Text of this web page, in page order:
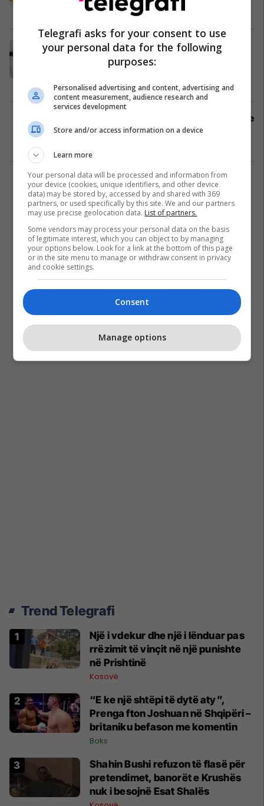
Nutricion 06/05/2018
Supa dietale heq pesë kilogram për
shtatë ditë: Përmbajuni kësaj
menyje dhe do t’ju fascinojnë
rezultatet!
Dietë 02/05/2018
Si ndihmojnë proteinat në procesin e
humbjes së kilogramëve
1
Trend Telegrafi
Një i vdekur dhe një i lënduar pas
rrëzimit të vinçit në një punishte
në Prishtinë
Kosovë
“E ke një shtëpi të dytë aty”,
Prenga fton Joshuan në Shqipëri –
britaniku befason me komentin
Boks
Shahin Bushi refuzon të flasë për
pretendimet, banorët e Krushës
nuk i besojnë Esat Shalës
Telegrafi asks for your consent to use
your personal data for the following
purposes:
Personalised advertising and content, advertising and
content measurement, audience research and
services development
Store and/or access information on a device
Learn more
Your personal data will be processed and information from
your device (cookies, unique identifiers, and other device
data) may be stored by, accessed by and shared with 369
partners, or used specifically by this site. We and our partners
may use precise geolocation data. List of partners.
Some vendors may process your personal data on the basis
of legitimate interest, which you can object to by managing
your options below. Look for a link at the bottom of this page
or in the site menu to manage or withdraw consent in privacy
and cookie settings.
Consent
Manage options